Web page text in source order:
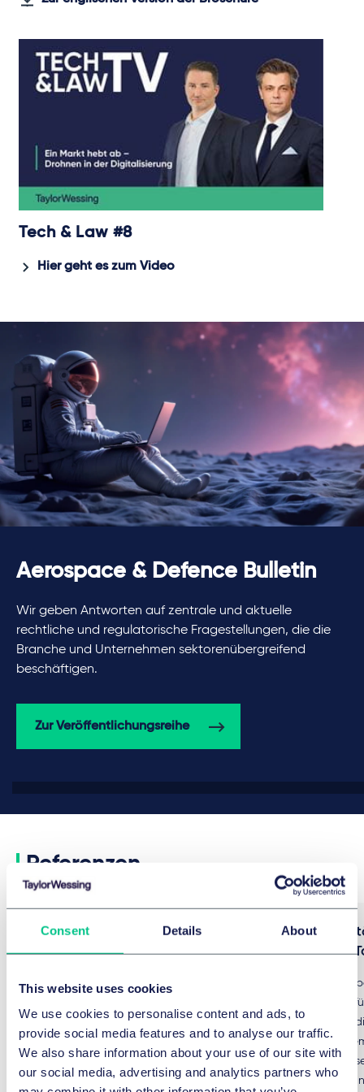
Consent Details About
This website uses cookies
We use cookies to personalise content and ads, to
provide social media features and to analyse our traffic.
We also share information about your use of our site with
our social media, advertising and analytics partners who
Tech & Law #8
Hier geht es zum Video
Aerospace & Defence Bulletin
Wir geben Antworten auf zentrale und aktuelle
rechtliche und regulatorische Fragestellungen, die die
Branche und Unternehmen sektorenübergreifend
beschäftigen.
Zur Veröffentlichungsreihe
Referenzen
Ondas zur Gründung von
Drohnenabwehr-Joint-Venture
Drohnenabwehr-Joint-Ventures mit der
Heidelberger Druckmaschinen AG und ihrer
Tochtergesellschaft HD Advanced
Technologies. ONBERG Autonomous
DEUTZ AG
Bereich mit
Taylor Wessing
einen weltweit
bei der
SOBEK Group
rechtlich
Hirschberg ist